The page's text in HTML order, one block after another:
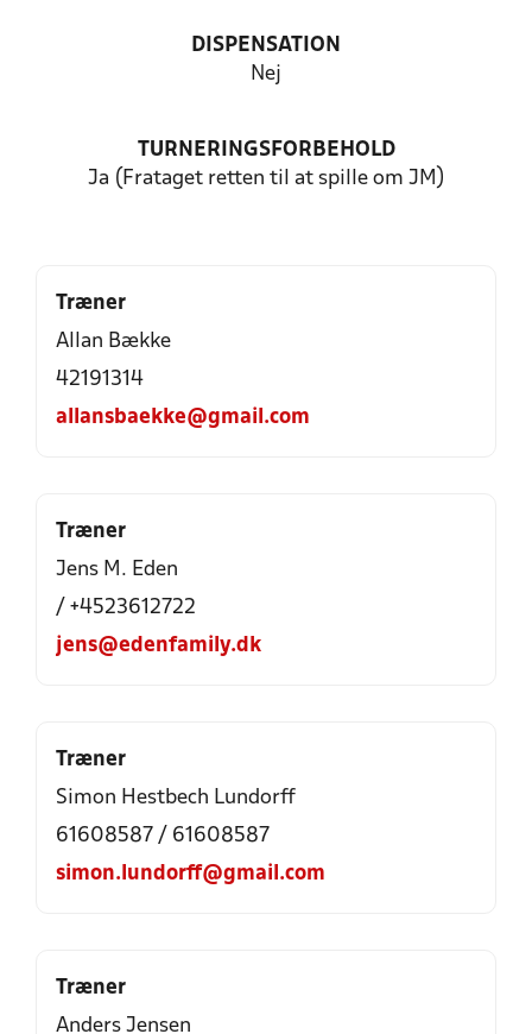
DISPENSATION
Nej
TURNERINGSFORBEHOLD
Ja (Frataget retten til at spille om JM)
Træner
Allan Bække
42191314
allansbaekke@gmail.com
Træner
Jens M. Eden
/ +4523612722
jens@edenfamily.dk
Træner
Simon Hestbech Lundorff
61608587 / 61608587
simon.lundorff@gmail.com
Træner
Anders Jensen